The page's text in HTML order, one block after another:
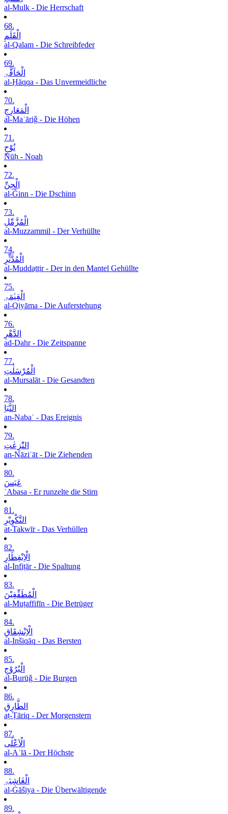
al-Mulk - Die Herrschaft
68.
الْقَلَمِ
al-Qalam - Die Schreibfeder
69.
الْحَآقَّۃِ
al-Ḥāqqa - Das Unvermeidliche
70.
الْمَعَارِجِ
al-Maʿāriǧ - Die Höhen
71.
نُوْحٍ
Nūḥ - Noah
72.
الْجِنِّ
al-Ǧinn - Die Dschinn
73.
الْمُزَّمِّلِ
al-Muzzammil - Der Verhüllte
74.
الْمُدَّثِّرِ
al-Muddaṯṯir - Der in den Mantel Gehüllte
75.
الْقِیٰمَۃِ
al-Qiyāma - Die Auferstehung
76.
الدَّھْرِ
ad-Dahr - Die Zeitspanne
77.
الْمُرْسَلٰتِ
al-Mursalāt - Die Gesandten
78.
النَّبَاِ
an-Nabaʾ - Das Ereignis
79.
النّٰزِعٰتِ
an-Nāziʿāt - Die Ziehenden
80.
عَبَسَ
ʿAbasa - Er runzelte die Stirn
81.
التَّکْوِیْرِ
at-Takwīr - Das Verhüllen
82.
الْاِنْفِطَارِ
al-Infiṭār - Die Spaltung
83.
الْمُطَفِّفِیْنَ
al-Muṭaffifīn - Die Betrüger
84.
الْاِنْشِقَاقِ
al-Inšiqāq - Das Bersten
85.
الْبُرُوْجِ
al-Burūǧ - Die Burgen
86.
الطَّارِقِ
aṭ-Ṭāriq - Der Morgenstern
87.
الْاَعْلٰی
al-Aʿlā - Der Höchste
88.
الْغَاشِیَۃِ
al-Ġāšiya - Die Überwältigende
89.